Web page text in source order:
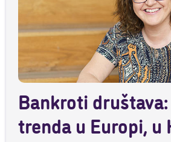
Bankroti
trenda u Europi, u